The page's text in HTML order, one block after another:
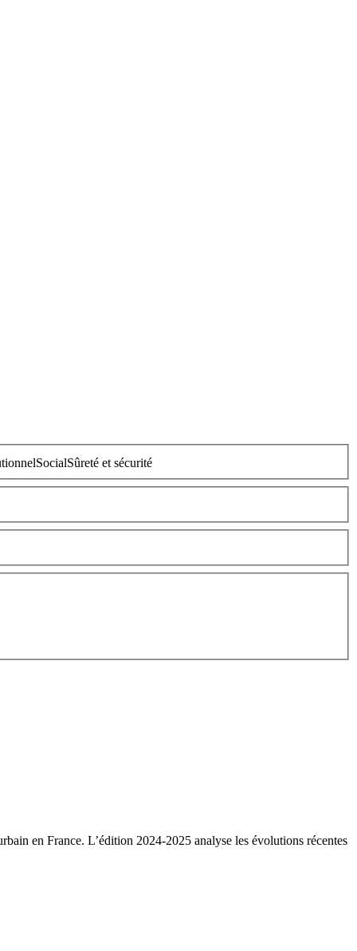
SocialSûreté et sécurité
en France. L’édition 2024-2025 analyse les évolutions récentes